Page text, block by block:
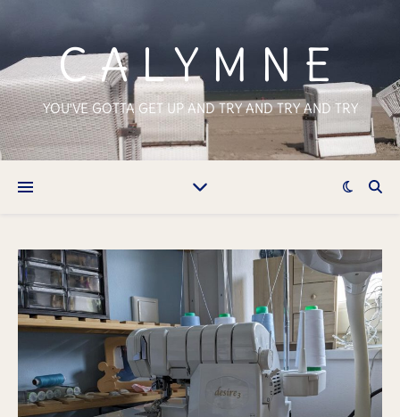
CALYMNE
YOU'VE GOTTA GET UP AND TRY AND TRY AND TRY